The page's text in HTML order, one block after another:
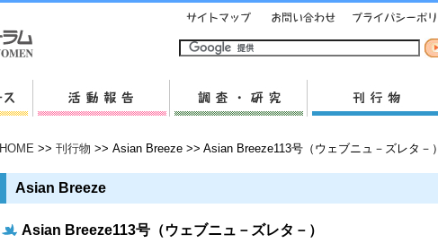
HOME >> 刊行物 >> Asian Breeze >> Asian Breeze113号（ウェブニュ－ズレタ－）
Asian Breeze
Asian Breeze113号（ウェブニュ－ズレタ－）